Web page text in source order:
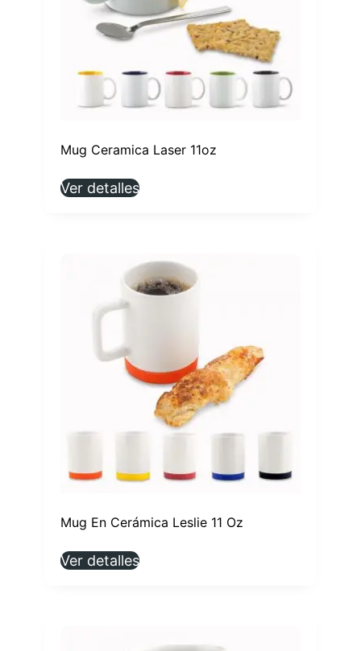
Mug Ceramica Laser 11oz
Ver detalles
Mug En Cerámica Leslie 11 Oz
Ver detalles